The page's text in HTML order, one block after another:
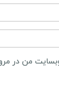
من در